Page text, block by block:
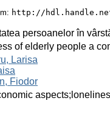
http://
persoanelor în
of elderly people a
Larisa
Fiodor